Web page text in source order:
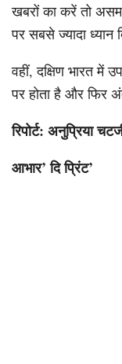
खबरों का करें तो
पर सबसे ज्यादा ध्यान
वहीं, दक्षिण भारत में
पर होता है और फिर
रिपोर्ट: अनुप्रिया
आभार’ दि प्रिंट’